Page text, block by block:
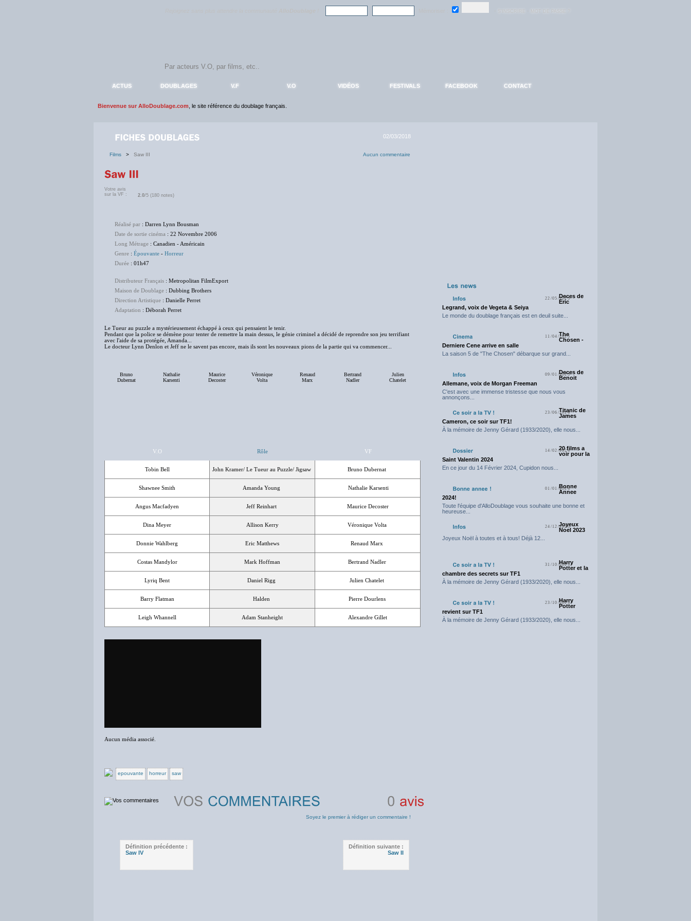
ACTUS DOUBLAGES V.F V.O VIDÉOS FESTIVALS FACEBOOK CONTACT
Bienvenue sur AlloDoublage.com , le site référence du doublage français.
02/03/2018
Films > Saw III Aucun commentaire
Votre avis
sur la VF :
2.0/5 (180 notes)
Réalisé par : Darren Lynn Bousman
Date de sortie cinéma : 22 Novembre 2006
Long Métrage : Canadien - Américain
Genre : Épouvante - Horreur
Durée : 01h47
Distributeur Français : Metropolitan FilmExport
Maison de Doublage : Dubbing Brothers
Direction Artistique : Danielle Perret
Adaptation : Déborah Perret
Le Tueur au puzzle a mystérieusement échappé à ceux qui pensaient le tenir.
Pendant que la police se démène pour tenter de remettre la main dessus, le génie criminel a décidé de reprendre son jeu terrifiant
avec l'aide de sa protégée, Amanda...
Le docteur Lynn Denlon et Jeff ne le savent pas encore, mais ils sont les nouveaux pions de la partie qui va commencer...
Bruno
Dubernat
Nathalie
Karsenti
Maurice
Decoster
Véronique
Volta
Renaud
Marx
Bertrand
Nadler
Julien
Chatelet
V.O Rôle VF
Tobin Bell John Kramer/ Le Tueur au Puzzle/ Jigsaw Bruno Dubernat
Shawnee Smith Amanda Young Nathalie Karsenti
Angus Macfadyen Jeff Reinhart Maurice Decoster
Dina Meyer Allison Kerry Véronique Volta
Donnie Wahlberg Eric Matthews Renaud Marx
Costas Mandylor Mark Hoffman Bertrand Nadler
Lyriq Bent Daniel Rigg Julien Chatelet
Barry Flatman Halden Pierre Dourlens
Leigh Whannell Adam Stanheight Alexandre Gillet
Aucun média associé.
epouvante horreur saw
Soyez le premier à rédiger un commentaire !
Définition précédente :
Saw IV
Définition suivante :
Saw II
22/05/2025Deces de
Eric
Legrand, voix de Vegeta & Seiya
Le monde du doublage français est en deuil suite...
11/04/2025
The
Chosen -
Derniere Cene arrive en salle
La saison 5 de "The Chosen" débarque sur grand...
09/01/2025Deces de
Benoit
Allemane, voix de Morgan Freeman
C'est avec une immense tristesse que nous vous
annonçons...
23/06/2024Titanic de
James
Cameron, ce soir sur TF1!
À la mémoire de Jenny Gérard (1933/2020), elle nous...
14/02/202420 films a
voir pour la
Saint Valentin 2024
En ce jour du 14 Février 2024, Cupidon nous...
01/01/2024
Bonne
Annee
2024!
Toute l'équipe d'AlloDoublage vous souhaite une bonne et
heureuse...
24/12/2023
Joyeux
Noel 2023
Joyeux Noël à toutes et à tous! Déjà 12...
31/10/2023
Harry
Potter et la
chambre des secrets sur TF1
À la mémoire de Jenny Gérard (1933/2020), elle nous...
23/10/2023
Harry
Potter
revient sur TF1
À la mémoire de Jenny Gérard (1933/2020), elle nous...